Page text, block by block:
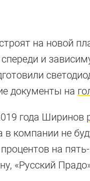
на новой
и
документы на
года Ширинов
в компании не
на
«Русский
которые нужно